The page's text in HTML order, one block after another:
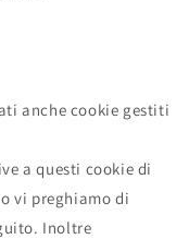
anche cookie gestiti
a questi cookie di
vi preghiamo di
Inoltre